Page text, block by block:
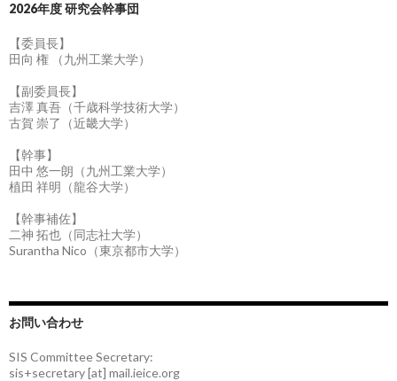
2026年度 研究会幹事団
【委員長】
田向 権 （九州工業大学）
【副委員長】
吉澤 真吾（千歳科学技術大学）
古賀 崇了（近畿大学）
【幹事】
田中 悠一朗（九州工業大学）
植田 祥明（龍谷大学）
【幹事補佐】
二神 拓也（同志社大学）
Surantha Nico（東京都市大学）
お問い合わせ
SIS Committee Secretary:
sis+secretary [at] mail.ieice.org